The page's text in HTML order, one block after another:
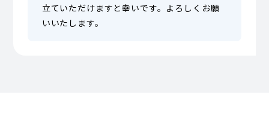
立ていただけますと幸いです。よろしくお願
いいたします。